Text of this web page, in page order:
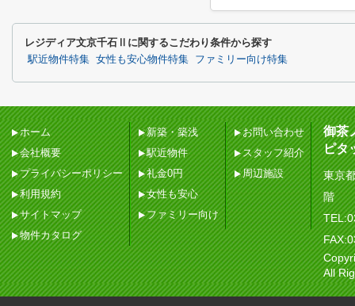
レジディア文京千石Ⅱに関するこだわり条件から探す
駅近物件特集 女性も安心物件特集 ファミリー向け特集
ホーム
会社概要
プライバシーポリシー
利用規約
サイトマップ
物件カタログ
新築・築浅
駅近物件
礼金0円
女性も安心
ファミリー向け
お問い合わせ
スタッフ紹介
周辺施設
御茶
ピタ
東京
階
All